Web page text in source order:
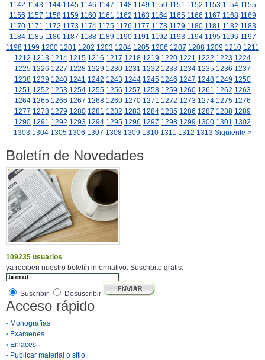
1142 1143 1144 1145 1146 1147 1148 1149 1150 1151 1152 1153 1154 1155
1156 1157 1158 1159 1160 1161 1162 1163 1164 1165 1166 1167 1168 1169
1170 1171 1172 1173 1174 1175 1176 1177 1178 1179 1180 1181 1182 1183
1184 1185 1186 1187 1188 1189 1190 1191 1192 1193 1194 1195 1196 1197
1198 1199 1200 1201 1202 1203 1204 1205 1206 1207 1208 1209 1210 1211
1212 1213 1214 1215 1216 1217 1218 1219 1220 1221 1222 1223 1224
1225 1226 1227 1228 1229 1230 1231 1232 1233 1234 1235 1236 1237
1238 1239 1240 1241 1242 1243 1244 1245 1246 1247 1248 1249 1250
1251 1252 1253 1254 1255 1256 1257 1258 1259 1260 1261 1262 1263
1264 1265 1266 1267 1268 1269 1270 1271 1272 1273 1274 1275 1276
1277 1278 1279 1280 1281 1282 1283 1284 1285 1286 1287 1288 1289
1290 1291 1292 1293 1294 1295 1296 1297 1298 1299 1300 1301 1302
1303 1304 1305 1306 1307 1308 1309 1310 1311 1312 1313 Siguiente >
Boletín de Novedades
109235 usuarios
ya reciben nuestro boletín informativo. Suscribite gratis.
Suscribir Desuscribir
Acceso rápido
• Monografias
• Examenes
• Enlaces
• Publicar material o sitio